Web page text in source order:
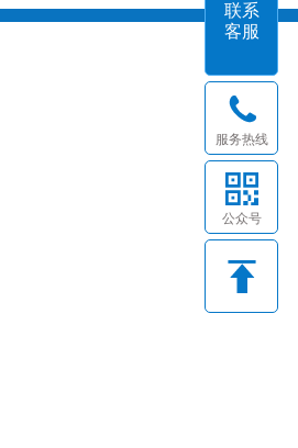
联系
客服
服务热线
公众号